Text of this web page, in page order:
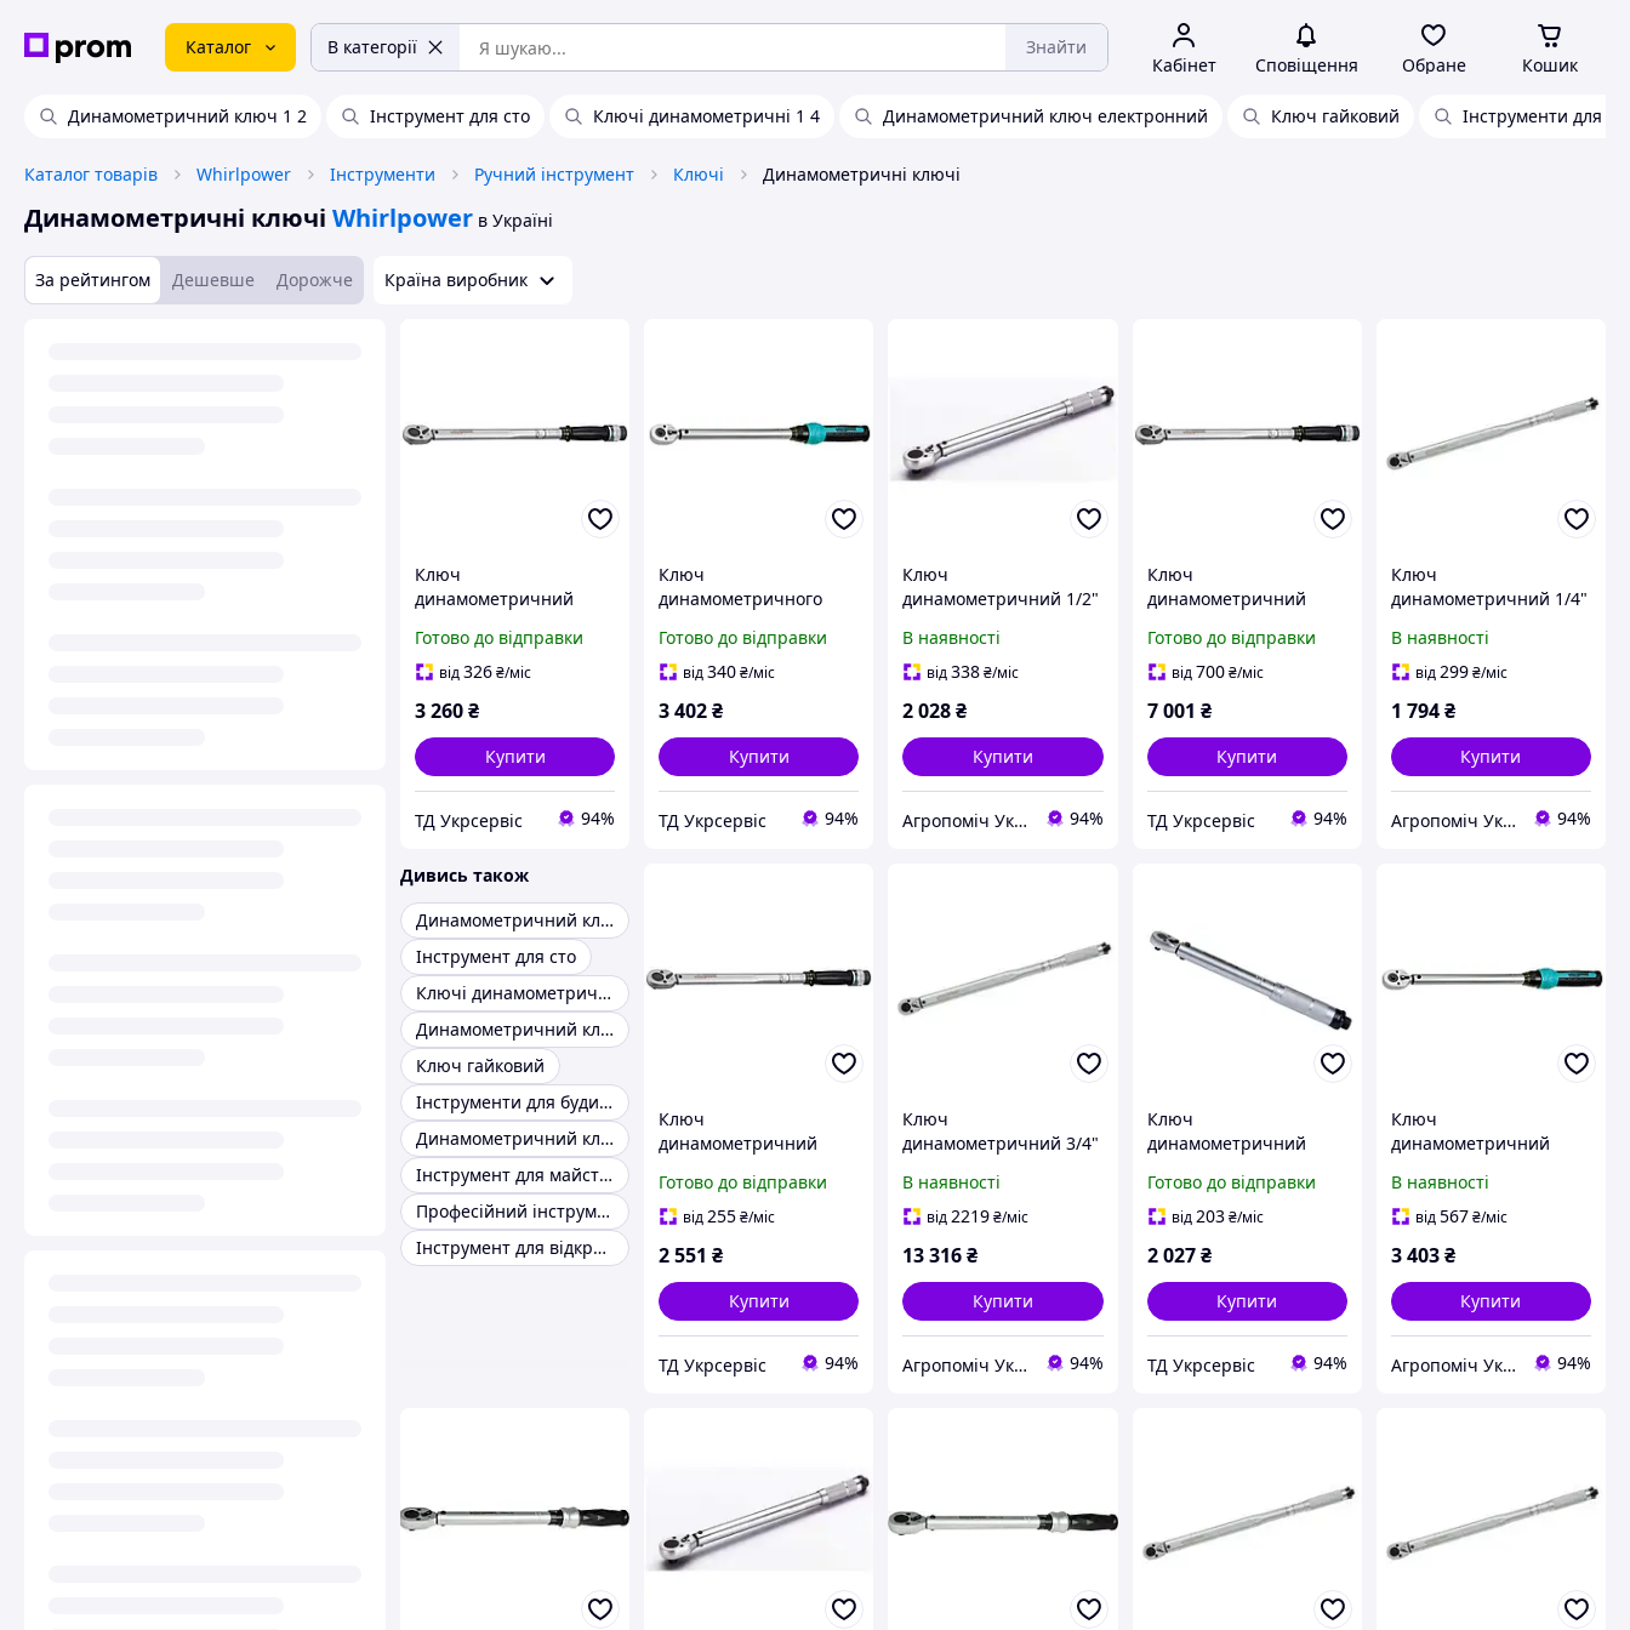
Каталог В категорії Знайти
Кабінет Сповіщення Обране Кошик
Динамометричний ключ 1 2 Інструмент для сто Ключі динамометричні 1 4 Динамометричний ключ електронний Ключ гайковий Інструменти для
Каталог товарів Whirlpower Інструменти Ручний інструмент Ключі Динамометричні ключі
Динамометричні ключі Whirlpower в Україні
За рейтингом Дешевше Дорожче Країна виробник
Ключ
динамометричний
1/2" 40-210 Нм
Готово до відправки
від326₴/міс
3 260₴
Купити
ТД Укрсервіс 94%
Ключ
динамометричного
1/4" 1-5 Нм
Готово до відправки
від340₴/міс
3 402₴
Купити
ТД Укрсервіс 94%
Ключ
динамометричний 1/2"
силовий
В наявності
від338₴/міс
2 028₴
Купити
Агропоміч Україна 94%
Ключ
динамометричний
3/4" 100-500 Нм
Готово до відправки
від700 ₴/міс
7 001 ₴
Купити
ТД Укрсервіс 94%
Ключ
динамометричний 1/4"
Нм професійний
високоточний
В наявності
від299₴/міс
1 794₴
Купити
Агропоміч Україна 94%
Дивись також
Динамометричний ключ 1 2
Інструмент для сто
Ключі динамометричні 1 4
Динамометричний ключ електронний
Ключ гайковий
Інструменти для будинку
Динамометричний ключ для шиномонтажу авто
Інструмент для майстерні
Професійний інструмент
Інструмент для відкручування болтів зірваних
Ключ
динамометричний
1/4" 6-30 Нм
Готово до відправки
від255₴/міс
2 551 ₴
Купити
ТД Укрсервіс 94%
Ключ
динамометричний 3/4"
діапазон 140-700 Нм
професійний
В наявності
від2219₴/міс
13 316₴
Купити
Агропоміч Україна 94%
Ключ
динамометричний
1/2" 42-210 Нм
Готово до відправки
від203 ₴/міс
2 027 ₴
Купити
ТД Укрсервіс 94%
Ключ
динамометричний
5 Нм професійний
прецизійний
В наявності
від567₴/міс
3 403₴
Купити
Агропоміч Україна 94%